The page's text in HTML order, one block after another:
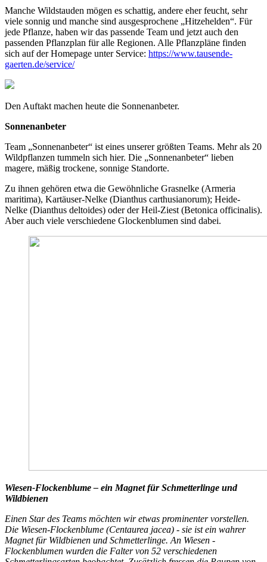
Manche Wildstauden mögen es schattig, andere eher feucht, sehr
viele sonnig und manche sind ausgesprochene „Hitzehelden“. Für
jede Pflanze, haben wir das passende Team und jetzt auch den
passenden Pflanzplan für alle Regionen. Alle Pflanzpläne finden
sich auf der Homepage unter Service: https://www.tausende-
gaerten.de/service/
Den Auftakt machen heute die Sonnenanbeter.
Sonnenanbeter
Team „Sonnenanbeter“ ist eines unserer größten Teams. Mehr als 20
Wildpflanzen tummeln sich hier. Die „Sonnenanbeter“ lieben
magere, mäßig trockene, sonnige Standorte.
Zu ihnen gehören etwa die Gewöhnliche Grasnelke (Armeria
maritima), Kartäuser-Nelke (Dianthus carthusianorum); Heide-
Nelke (Dianthus deltoides) oder der Heil-Ziest (Betonica officinalis).
Aber auch viele verschiedene Glockenblumen sind dabei.
Wiesen-Flockenblume – ein Magnet für Schmetterlinge und
Wildbienen
Einen Star des Teams möchten wir etwas prominenter vorstellen.
Die Wiesen-Flockenblume (Centaurea jacea) - sie ist ein wahrer
Magnet für Wildbienen und Schmetterlinge. An Wiesen -
Flockenblumen wurden die Falter von 52 verschiedenen